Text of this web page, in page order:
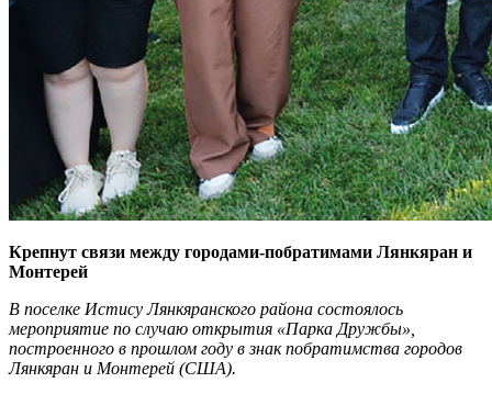
Крепнут связи между городами-побратимами Лянкяран и
Монтерей
В поселке Истису Лянкяранского района состоялось
мероприятие по случаю открытия «Парка Дружбы»,
построенного в прошлом году в знак побратимства городов
Лянкяран и Монтерей (США).